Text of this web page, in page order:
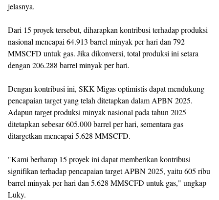
jelasnya.
Dari 15 proyek tersebut, diharapkan kontribusi terhadap produksi
nasional mencapai 64.913 barrel minyak per hari dan 792
MMSCFD untuk gas. Jika dikonversi, total produksi ini setara
dengan 206.288 barrel minyak per hari.
Dengan kontribusi ini, SKK Migas optimistis dapat mendukung
pencapaian target yang telah ditetapkan dalam APBN 2025.
Adapun target produksi minyak nasional pada tahun 2025
ditetapkan sebesar 605.000 barrel per hari, sementara gas
ditargetkan mencapai 5.628 MMSCFD.
"Kami berharap 15 proyek ini dapat memberikan kontribusi
signifikan terhadap pencapaian target APBN 2025, yaitu 605 ribu
barrel minyak per hari dan 5.628 MMSCFD untuk gas," ungkap
Luky.